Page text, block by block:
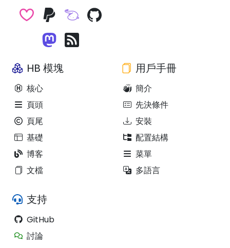
HB 模塊
核心
頁頭
頁尾
基礎
博客
文檔
用戶手冊
簡介
先決條件
安裝
配置結構
菜單
多語言
支持
GitHub
討論